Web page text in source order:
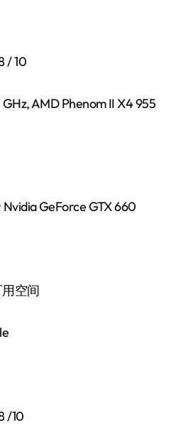
/ 10
AMD Phenom II X4 955
GeForce GTX 660
用空间
/10